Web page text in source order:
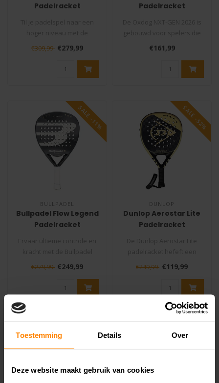
Toestemming Details Over
Deze website maakt gebruik van cookies
Padelracket
Bullpadel Vertex 05 W! Dit
topmode..
€309,99 €279,99
Padelracket
een padelracket willen dat
dir..
€161,99
SALE -11%
BULLPADEL
Bullpadel Flow Legend
Padelracket
Flow Legend, speciaal
ontworp..
€279,99 €249,99
SALE -52%
DUNLOP
Dunlop Aerostar Lite
Padelracket
Super-premium 16K Carbon
construc..
€249,99 €119,99
SALE -7% SALE -24%